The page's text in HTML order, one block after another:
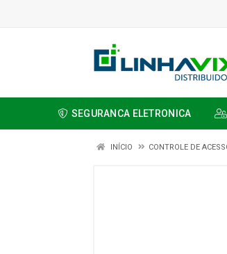
SEGURANCA ELETRONICA
INÍCIO CONTROLE DE